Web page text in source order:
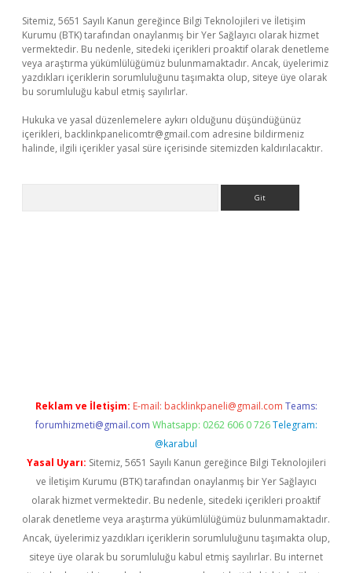
Sitemiz, 5651 Sayılı Kanun gereğince Bilgi Teknolojileri ve İletişim
Kurumu (BTK) tarafından onaylanmış bir Yer Sağlayıcı olarak hizmet
vermektedir. Bu nedenle, sitedeki içerikleri proaktif olarak denetleme
veya araştırma yükümlülüğümüz bulunmamaktadır. Ancak, üyelerimiz
yazdıkları içeriklerin sorumluluğunu taşımakta olup, siteye üye olarak
bu sorumluluğu kabul etmiş sayılırlar.
Hukuka ve yasal düzenlemelere aykırı olduğunu düşündüğünüz
içerikleri, backlinkpanelicomtr@gmail.com adresine bildirmeniz
halinde, ilgili içerikler yasal süre içerisinde sitemizden kaldırılacaktır.
Reklam ve İletişim: E-mail: backlinkpaneli@gmail.com Teams:
forumhizmeti@gmail.com Whatsapp: 0262 606 0 726 Telegram:
@karabul
Yasal Uyarı: Sitemiz, 5651 Sayılı Kanun gereğince Bilgi Teknolojileri
ve İletişim Kurumu (BTK) tarafından onaylanmış bir Yer Sağlayıcı
olarak hizmet vermektedir. Bu nedenle, sitedeki içerikleri proaktif
olarak denetleme veya araştırma yükümlülüğümüz bulunmamaktadır.
Ancak, üyelerimiz yazdıkları içeriklerin sorumluluğunu taşımakta olup,
siteye üye olarak bu sorumluluğu kabul etmiş sayılırlar. Bu internet